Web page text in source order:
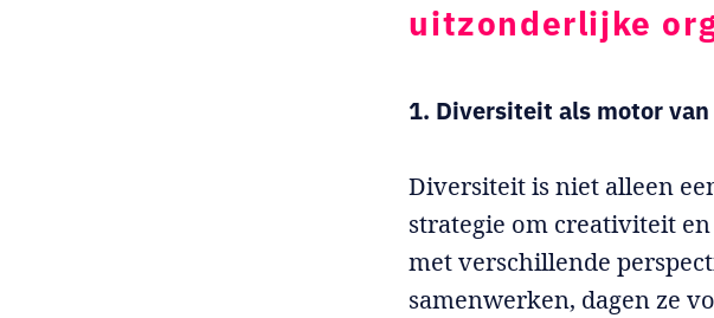
uitzonderlijke
1. Diversiteit als motor
Diversiteit is niet alleen
strategie om creativiteit
met verschillende
samenwerken, dagen ze